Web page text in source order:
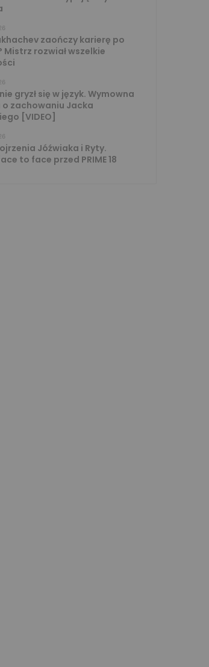
zaończy karierę po
Mistrz rozwiał wszelkie
gryzł się w język. Wymowna
zachowaniu Jacka
[VIDEO]
Jóźwiaka i Ryty.
to face przed PRIME 18